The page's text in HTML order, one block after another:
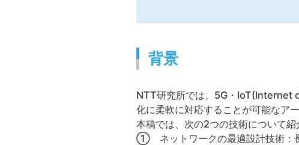
背景
NTT研究所では、5G・IoT(Internet
化に柔軟に対応することが可能なア
本稿では、次の2つの技術について紹
① ネットワークの最適設計技術：長